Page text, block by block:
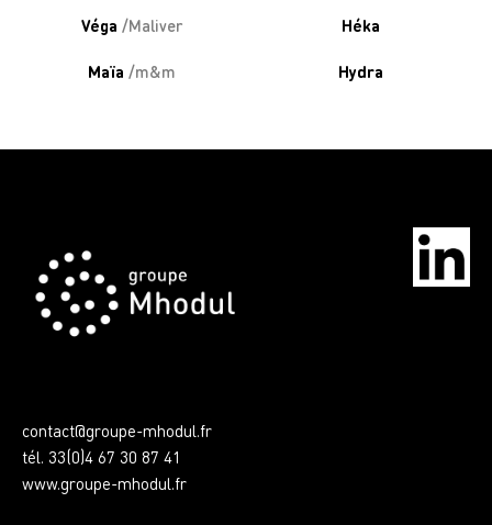
Véga /Maliver Héka
Maïa /m&m Hydra
contact@groupe-mhodul.fr
tél. 33(0)4 67 30 87 41
www.groupe-mhodul.fr